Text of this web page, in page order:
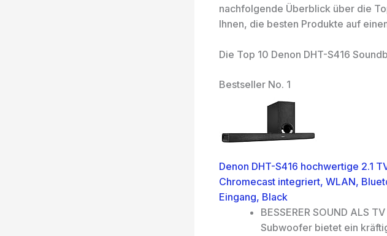
nachfolgende Überblick über die
Ihnen, die besten Produkte auf
Die Top 10 Denon DHT-S416
Bestseller No. 1
Denon DHT-S416 hochwertige 2.1
Chromecast integriert, WLAN,
Eingang, Black
BESSERER SOUND ALS
Subwoofer bietet ein